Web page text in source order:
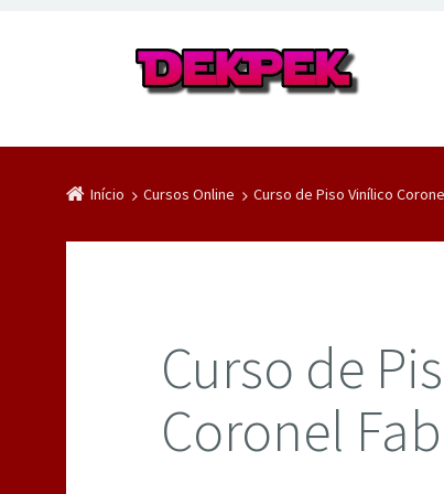
Início Cursos Online Curso de Piso Vinílico
Curso de
Coronel